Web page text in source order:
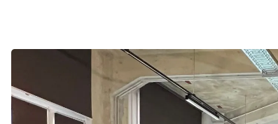
Vorstand und Beirat
Veranstaltungsarchiv
Bisherige
Jury